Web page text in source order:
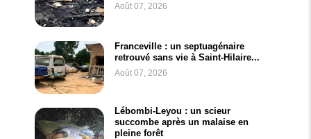
Août 07, 2026
Franceville : un septuagénaire
retrouvé sans vie à Saint-Hilaire...
Août 07, 2026
Lébombi-Leyou : un scieur
succombe après un malaise en
pleine forêt